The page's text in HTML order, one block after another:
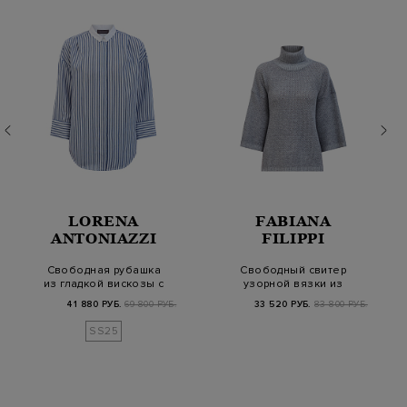
LORENA
ANTONIAZZI
Свободная рубашка
из гладкой вискозы с
41 880 РУБ. 69 800 РУБ.
SS25
FABIANA
FILIPPI
Свободный свитер
узорной вязки из
каше…
33 520 РУБ. 83 800 РУБ.